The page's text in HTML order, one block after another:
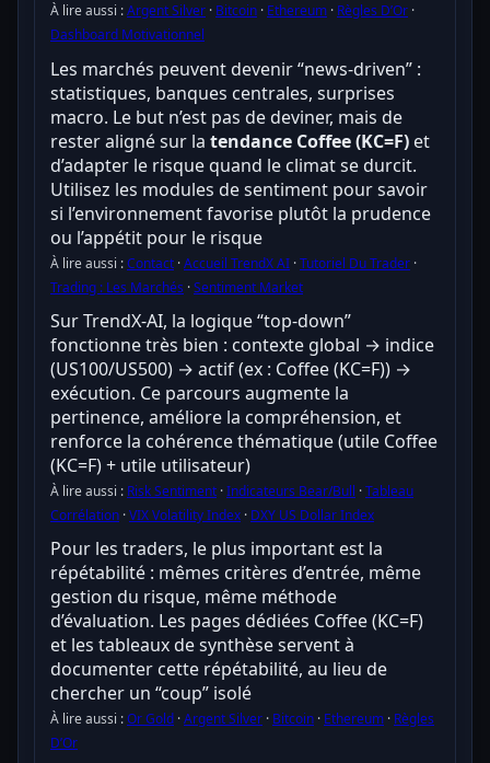
À lire aussi :Argent Silver · Bitcoin · Ethereum · Règles D’Or ·
Dashboard Motivationnel
Les marchés peuvent devenir “news-driven” :
statistiques, banques centrales, surprises
macro. Le but n’est pas de deviner, mais de
rester aligné sur la tendance Coffee (KC=F) et
d’adapter le risque quand le climat se durcit.
Utilisez les modules de sentiment pour savoir
si l’environnement favorise plutôt la prudence
ou l’appétit pour le risque
À lire aussi :Contact ·Accueil TrendX AI ·Tutoriel Du Trader ·
Trading : Les Marchés ·Sentiment Market
Sur TrendX-AI, la logique “top-down”
fonctionne très bien : contexte global → indice
(US100/US500) → actif (ex : Coffee (KC=F)) →
exécution. Ce parcours augmente la
pertinence, améliore la compréhension, et
renforce la cohérence thématique (utile Coffee
(KC=F) + utile utilisateur)
À lire aussi : Risk Sentiment ·Indicateurs Bear/Bull ·Tableau
Corrélation ·VIX Volatility Index · DXY US Dollar Index
Pour les traders, le plus important est la
répétabilité : mêmes critères d’entrée, même
gestion du risque, même méthode
d’évaluation. Les pages dédiées Coffee (KC=F)
et les tableaux de synthèse servent à
documenter cette répétabilité, au lieu de
chercher un “coup” isolé
À lire aussi :Or Gold ·Argent Silver · Bitcoin · Ethereum · Règles
D’Or